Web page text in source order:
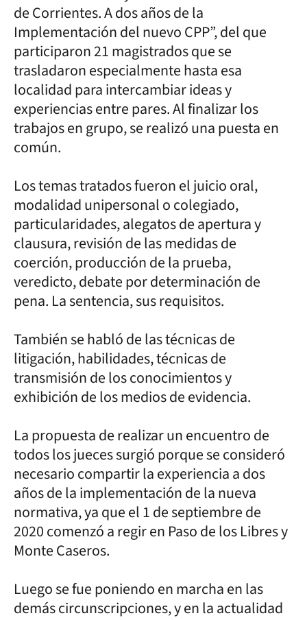
de Corrientes. A dos años de la
Implementación del nuevo CPP”, del que
participaron 21 magistrados que se
trasladaron especialmente hasta esa
localidad para intercambiar ideas y
experiencias entre pares. Al finalizar los
trabajos en grupo, se realizó una puesta en
común.
Los temas tratados fueron el juicio oral,
modalidad unipersonal o colegiado,
particularidades, alegatos de apertura y
clausura, revisión de las medidas de
coerción, producción de la prueba,
veredicto, debate por determinación de
pena. La sentencia, sus requisitos.
También se habló de las técnicas de
litigación, habilidades, técnicas de
transmisión de los conocimientos y
exhibición de los medios de evidencia.
La propuesta de realizar un encuentro de
todos los jueces surgió porque se consideró
necesario compartir la experiencia a dos
años de la implementación de la nueva
normativa, ya que el 1 de septiembre de
2020 comenzó a regir en Paso de los Libres y
Monte Caseros.
Luego se fue poniendo en marcha en las
demás circunscripciones, y en la actualidad